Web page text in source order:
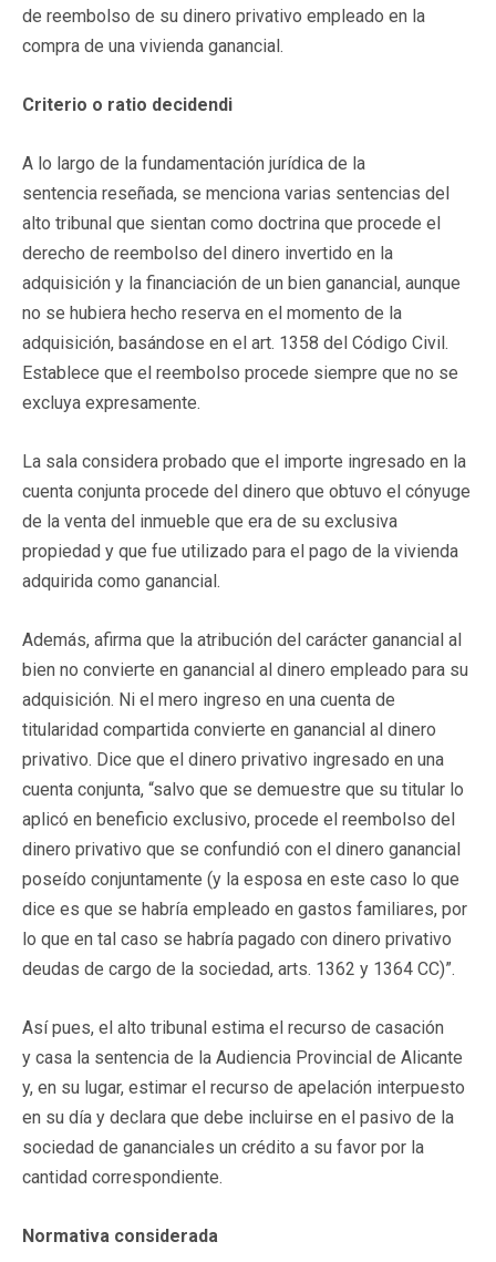
de reembolso de su dinero privativo empleado en la
compra de una vivienda ganancial.
Criterio o ratio decidendi
A lo largo de la fundamentación jurídica de la
sentencia reseñada, se menciona varias sentencias del
alto tribunal que sientan como doctrina que procede el
derecho de reembolso del dinero invertido en la
adquisición y la financiación de un bien ganancial, aunque
no se hubiera hecho reserva en el momento de la
adquisición, basándose en el art. 1358 del Código Civil.
Establece que el reembolso procede siempre que no se
excluya expresamente.
La sala considera probado que el importe ingresado en la
cuenta conjunta procede del dinero que obtuvo el cónyuge
de la venta del inmueble que era de su exclusiva
propiedad y que fue utilizado para el pago de la vivienda
adquirida como ganancial.
Además, afirma que la atribución del carácter ganancial al
bien no convierte en ganancial al dinero empleado para su
adquisición. Ni el mero ingreso en una cuenta de
titularidad compartida convierte en ganancial al dinero
privativo. Dice que el dinero privativo ingresado en una
cuenta conjunta, “salvo que se demuestre que su titular lo
aplicó en beneficio exclusivo, procede el reembolso del
dinero privativo que se confundió con el dinero ganancial
poseído conjuntamente (y la esposa en este caso lo que
dice es que se habría empleado en gastos familiares, por
lo que en tal caso se habría pagado con dinero privativo
deudas de cargo de la sociedad, arts. 1362 y 1364 CC)”.
Así pues, el alto tribunal estima el recurso de casación
y casa la sentencia de la Audiencia Provincial de Alicante
y, en su lugar, estimar el recurso de apelación interpuesto
en su día y declara que debe incluirse en el pasivo de la
sociedad de gananciales un crédito a su favor por la
cantidad correspondiente.
Normativa considerada